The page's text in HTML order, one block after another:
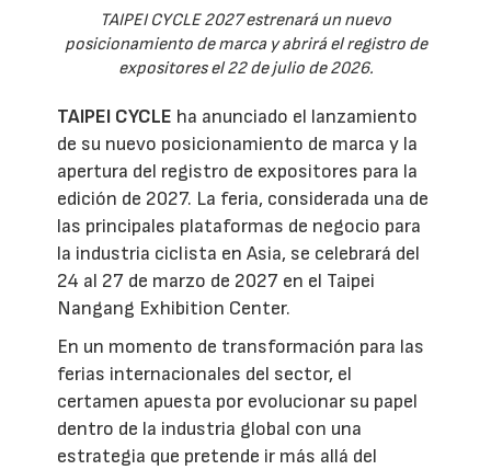
TAIPEI CYCLE 2027 estrenará un nuevo
posicionamiento de marca y abrirá el registro de
expositores el 22 de julio de 2026.
TAIPEI CYCLE ha anunciado el lanzamiento
de su nuevo posicionamiento de marca y la
apertura del registro de expositores para la
edición de 2027. La feria, considerada una de
las principales plataformas de negocio para
la industria ciclista en Asia, se celebrará del
24 al 27 de marzo de 2027 en el Taipei
Nangang Exhibition Center.
En un momento de transformación para las
ferias internacionales del sector, el
certamen apuesta por evolucionar su papel
dentro de la industria global con una
estrategia que pretende ir más allá del